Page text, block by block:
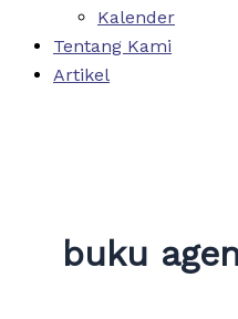
Kalender
Tentang Kami
Artikel
buku